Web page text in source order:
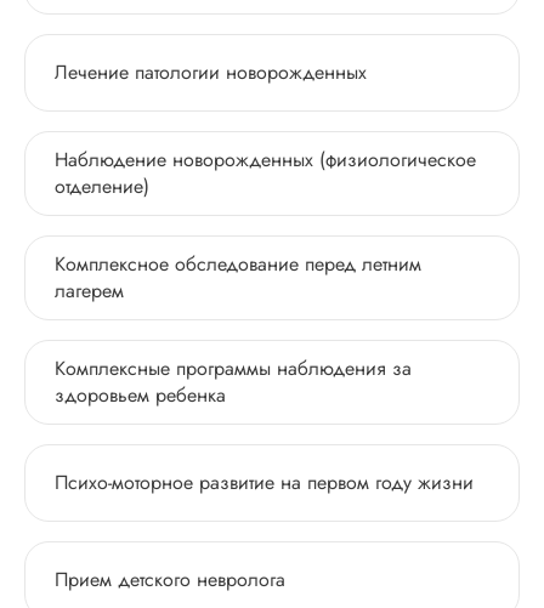
Лечение патологии новорожденных
Наблюдение новорожденных (физиологическое
отделение)
Комплексное обследование перед летним
лагерем
Комплексные программы наблюдения за
здоровьем ребенка
Психо-моторное развитие на первом году жизни
Прием детского невролога